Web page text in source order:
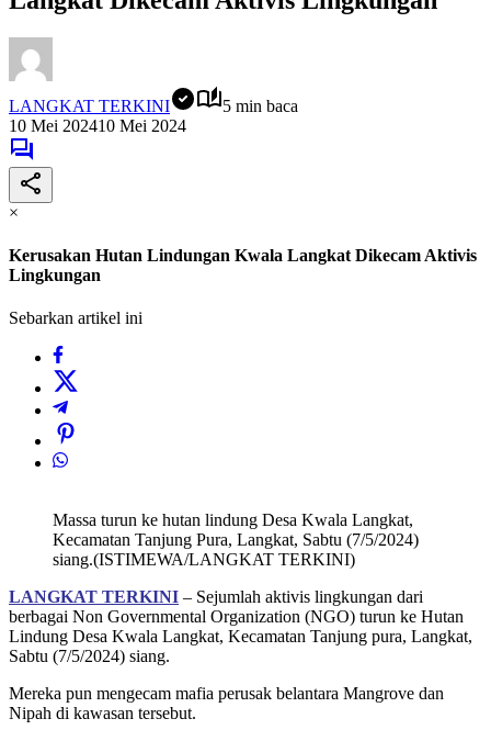
LANGKAT TERKINI
5 min baca
10 Mei 202410 Mei 2024
×
Kerusakan Hutan Lindungan Kwala Langkat Dikecam Aktivis
Lingkungan
Sebarkan artikel ini
Massa turun ke hutan lindung Desa Kwala Langkat,
Kecamatan Tanjung Pura, Langkat, Sabtu (7/5/2024)
siang.(ISTIMEWA/LANGKAT TERKINI)
LANGKAT TERKINI – Sejumlah aktivis lingkungan dari
berbagai Non Governmental Organization (NGO) turun ke Hutan
Lindung Desa Kwala Langkat, Kecamatan Tanjung pura, Langkat,
Sabtu (7/5/2024) siang.
Mereka pun mengecam mafia perusak belantara Mangrove dan
Nipah di kawasan tersebut.